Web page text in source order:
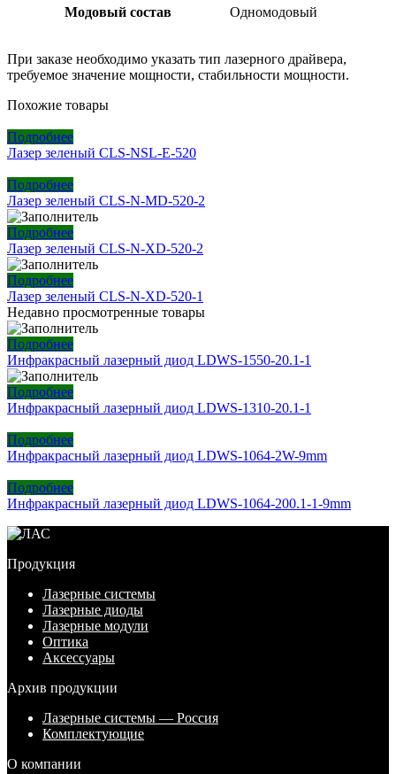
Модовый состав Одномодовый
При заказе необходимо указать тип лазерного драйвера,
требуемое значение мощности, стабильности мощности.
Похожие товары
Подробнее
Лазер зеленый CLS-NSL-E-520
Подробнее
Лазер зеленый CLS-N-MD-520-2
Подробнее
Лазер зеленый CLS-N-XD-520-2
Подробнее
Лазер зеленый CLS-N-XD-520-1
Недавно просмотренные товары
Подробнее
Инфракрасный лазерный диод LDWS-1550-20.1-1
Подробнее
Инфракрасный лазерный диод LDWS-1310-20.1-1
Подробнее
Инфракрасный лазерный диод LDWS-1064-2W-9mm
Подробнее
Инфракрасный лазерный диод LDWS-1064-200.1-1-9mm
Продукция
Лазерные системы
Лазерные диоды
Лазерные модули
Оптика
Аксессуары
Архив продукции
Лазерные системы — Россия
Комплектующие
О компании